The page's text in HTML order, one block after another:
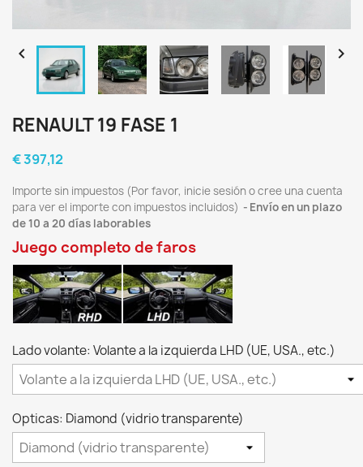
 
RENAULT 19 FASE 1
€ 397,12
Importe sin impuestos (Por favor, inicie sesión o cree una cuenta
para ver el importe con impuestos incluidos)
Envío en un plazo
de 10 a 20 días laborables
Juego completo de faros
Lado volante: Volante a la izquierda LHD (UE, USA., etc.)
Opticas: Diamond (vidrio transparente)